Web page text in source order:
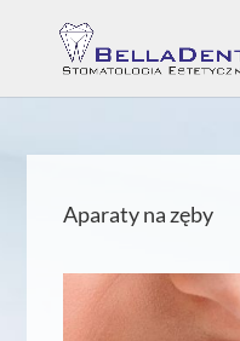
Aparaty na zęby